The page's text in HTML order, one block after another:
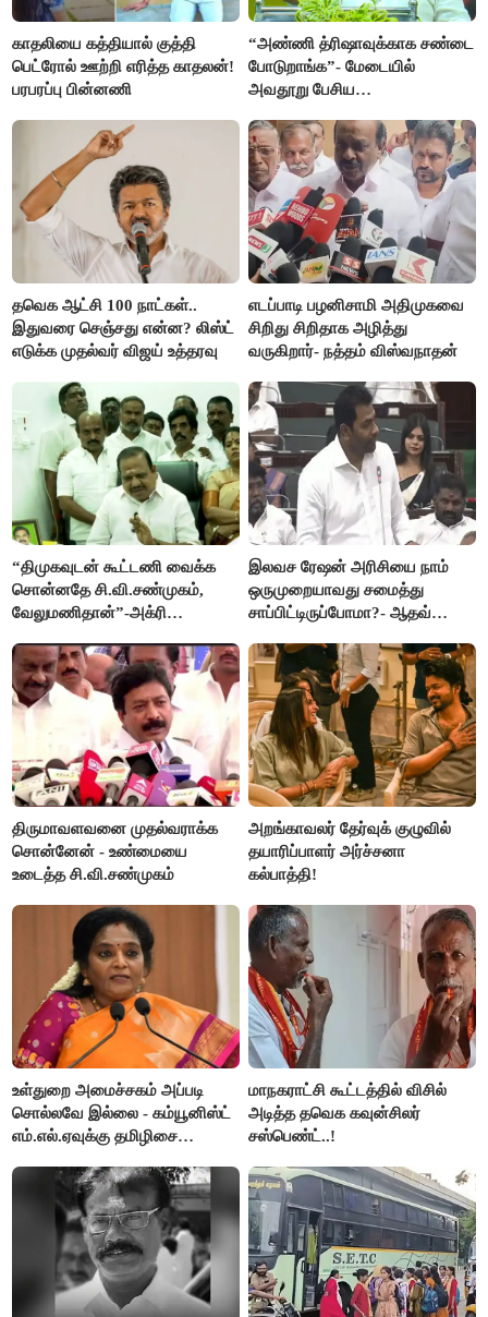
காதலியை கத்தியால் குத்தி
பெட்ரோல் ஊற்றி எரித்த காதலன்!
பரபரப்பு பின்னணி
“அண்ணி த்ரிஷாவுக்காக சண்டை
போடுறாங்க”- மேடையில்
அவதூறு பேசிய
தவெக ஆட்சி 100 நாட்கள்..
இதுவரை செஞ்சது என்ன? லிஸ்ட்
எடுக்க முதல்வர் விஜய் உத்தரவு
எடப்பாடி பழனிசாமி அதிமுகவை
சிறிது சிறிதாக அழித்து
வருகிறார்- நத்தம் விஸ்வநாதன்
“திமுகவுடன் கூட்டணி வைக்க
சொன்னதே சி.வி.சண்முகம்,
வேலுமணிதான்”-அக்ரி
இலவச ரேஷன் அரிசியை நாம்
ஒருமுறையாவது சமைத்து
சாப்பிட்டிருப்போமா?- ஆதவ்
திருமாவளவனை முதல்வராக்க
சொன்னேன் - உண்மையை
உடைத்த சி.வி.சண்முகம்
அறங்காவலர் தேர்வுக் குழுவில்
தயாரிப்பாளர் அர்ச்சனா
கல்பாத்தி!
உள்துறை அமைச்சகம் அப்படி
சொல்லவே இல்லை - கம்யூனிஸ்ட்
எம்.எல்.ஏவுக்கு தமிழிசை
மாநகராட்சி கூட்டத்தில் விசில்
அடித்த தவெக கவுன்சிலர்
சஸ்பெண்ட்..!